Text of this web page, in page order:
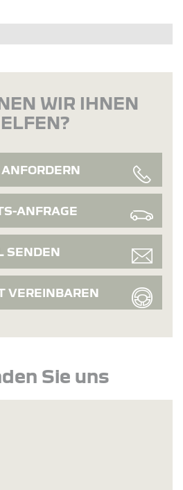
WIR IHNEN
ANFRAGE
SENDEN
VEREINBAREN
Sie uns